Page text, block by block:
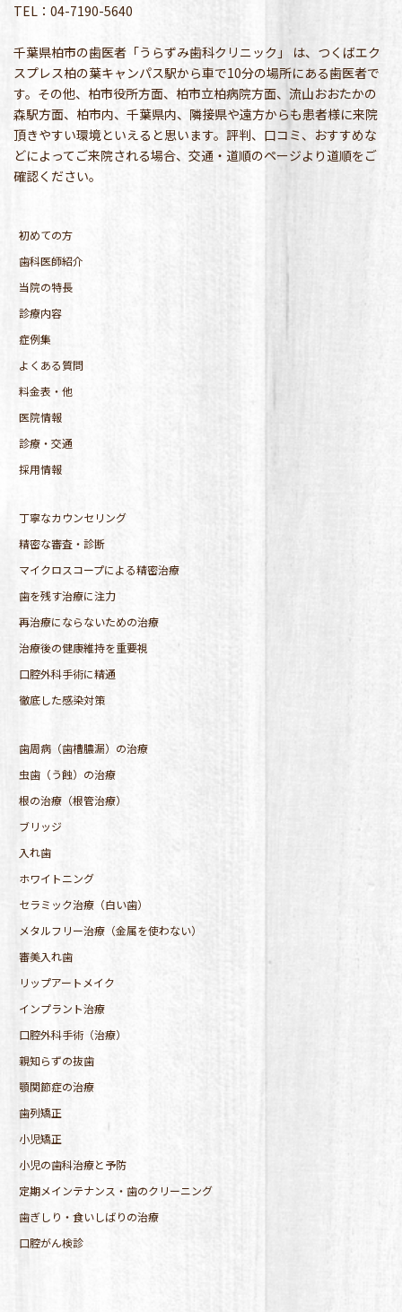
TEL：04-7190-5640
千葉県柏市の歯医者「うらずみ歯科クリニック」 は、つくばエク
スプレス柏の葉キャンパス駅から車で10分の場所にある歯医者で
す。その他、柏市役所方面、柏市立柏病院方面、流山おおたかの
森駅方面、柏市内、千葉県内、隣接県や遠方からも患者様に来院
頂きやすい環境といえると思います。評判、口コミ、おすすめな
どによってご来院される場合、交通・道順のページより道順をご
確認ください。
初めての方
歯科医師紹介
当院の特長
診療内容
症例集
よくある質問
料金表・他
医院情報
診療・交通
採用情報
丁寧なカウンセリング
精密な審査・診断
マイクロスコープによる精密治療
歯を残す治療に注力
再治療にならないための治療
治療後の健康維持を重要視
口腔外科手術に精通
徹底した感染対策
歯周病（歯槽膿漏）の治療
虫歯（う蝕）の治療
根の治療（根管治療）
ブリッジ
入れ歯
ホワイトニング
セラミック治療（白い歯）
メタルフリー治療（金属を使わない）
審美入れ歯
リップアートメイク
インプラント治療
口腔外科手術（治療）
親知らずの抜歯
顎関節症の治療
歯列矯正
小児矯正
小児の歯科治療と予防
定期メインテナンス・歯のクリーニング
歯ぎしり・食いしばりの治療
口腔がん検診